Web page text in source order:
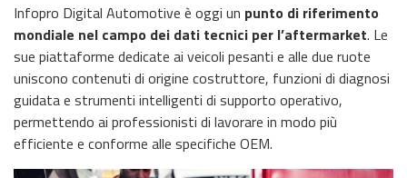
Infopro Digital Automotive è oggi un punto di riferimento
mondiale nel campo dei dati tecnici per l’aftermarket. Le
sue piattaforme dedicate ai veicoli pesanti e alle due ruote
uniscono contenuti di origine costruttore, funzioni di diagnosi
guidata e strumenti intelligenti di supporto operativo,
permettendo ai professionisti di lavorare in modo più
efficiente e conforme alle specifiche OEM.